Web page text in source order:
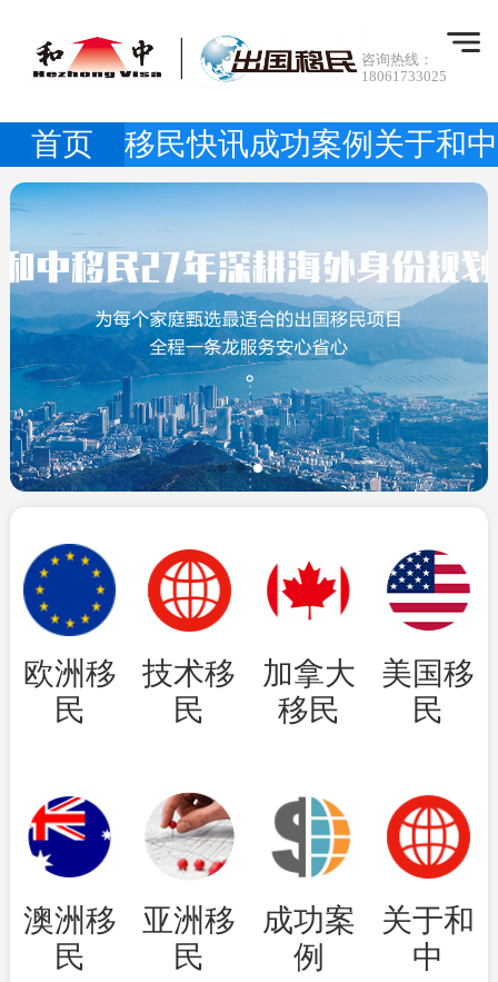
咨询热线：
18061733025
首页 移民快讯成功案例 关于和中
欧洲移
民
技术移
民
加拿大
移民
美国移
民
澳洲移
民
亚洲移
民
成功案
例
关于和
中